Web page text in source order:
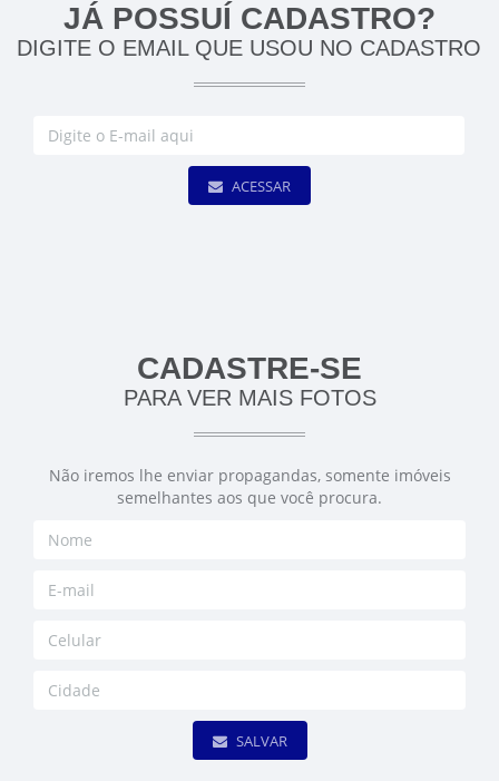
JÁ POSSUÍ CADASTRO?
DIGITE O EMAIL QUE USOU NO CADASTRO
ACESSAR
CADASTRE-SE
PARA VER MAIS FOTOS
Não iremos lhe enviar propagandas, somente imóveis
semelhantes aos que você procura.
SALVAR